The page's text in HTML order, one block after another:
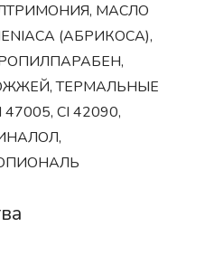
МАСЛО
(АБРИКОСА),
ТЕРМАЛЬНЫЕ
CI 42090,